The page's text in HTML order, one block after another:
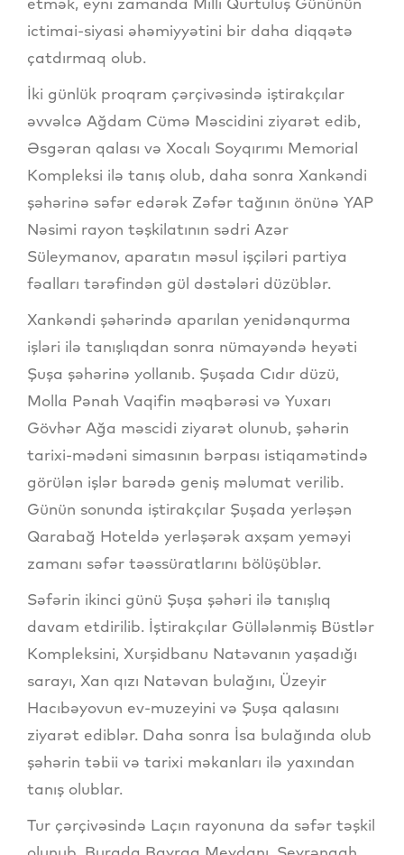
ictimai-siyasi əhəmiyyətini bir daha diqqətə
çatdırmaq olub.
İki günlük proqram çərçivəsində iştirakçılar
əvvəlcə Ağdam Cümə Məscidini ziyarət edib,
Əsgəran qalası və Xocalı Soyqırımı Memorial
Kompleksi ilə tanış olub, daha sonra Xankəndi
şəhərinə səfər edərək Zəfər tağının önünə YAP
Nəsimi rayon təşkilatının sədri Azər
Süleymanov, aparatın məsul işçiləri partiya
fəalları tərəfindən gül dəstələri düzüblər.
Xankəndi şəhərində aparılan yenidənqurma
işləri ilə tanışlıqdan sonra nümayəndə heyəti
Şuşa şəhərinə yollanıb. Şuşada Cıdır düzü,
Molla Pənah Vaqifin məqbərəsi və Yuxarı
Gövhər Ağa məscidi ziyarət olunub, şəhərin
tarixi-mədəni simasının bərpası istiqamətində
görülən işlər barədə geniş məlumat verilib.
Günün sonunda iştirakçılar Şuşada yerləşən
Qarabağ Hoteldə yerləşərək axşam yeməyi
zamanı səfər təəssüratlarını bölüşüblər.
Səfərin ikinci günü Şuşa şəhəri ilə tanışlıq
davam etdirilib. İştirakçılar Güllələnmiş Büstlər
Kompleksini, Xurşidbanu Natəvanın yaşadığı
sarayı, Xan qızı Natəvan bulağını, Üzeyir
Hacıbəyovun ev-muzeyini və Şuşa qalasını
ziyarət ediblər. Daha sonra İsa bulağında olub
şəhərin təbii və tarixi məkanları ilə yaxından
tanış olublar.
Tur çərçivəsində Laçın rayonuna da səfər təşkil